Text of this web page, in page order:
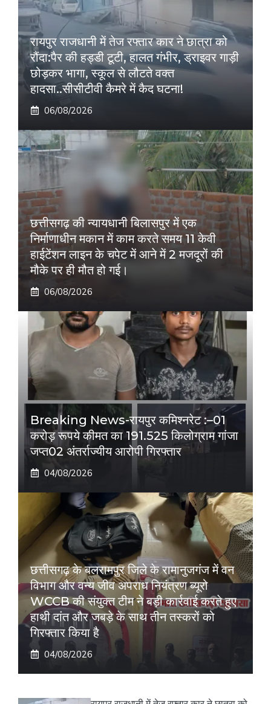
रायपुर राजधानी में तेज रफ्तार कार ने छात्रा को
रौंदा:पैर की हड्डी टूटी, हालत गंभीर, ड्राइवर गाड़ी
छोड़कर भागा, स्कूल से लौटते वक्त
हादसा..सीसीटीवी कैमरे में कैद घटना!
06/08/2026
छत्तीसगढ़ की न्यायधानी बिलासपुर में एक
निर्माणाधीन मकान में काम करते समय 11 केवी
हाईटेंशन लाइन के चपेट में आने में 2 मजदूरों की
मौके पर ही मौत हो गई।
06/08/2026
Breaking News-रायपुर कमिश्नरेट :–01
करोड़ रूपये कीमत का 191.525 किलोग्राम गांजा
जप्त02 अंतर्राज्यीय आरोपी गिरफ्तार
04/08/2026
छत्तीसगढ़ के बलरामपुर जिले के रामानुजगंज में वन
विभाग और वन्य जीव अपराध नियंत्रण ब्यूरो
WCCB की संयुक्त टीम ने बड़ी कार्रवाई करते हुए
हाथी दांत और जबड़े के साथ तीन तस्करों को
गिरफ्तार किया है
04/08/2026